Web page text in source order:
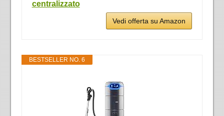
centralizzato
Vedi offerta su Amazon
BESTSELLER NO. 6